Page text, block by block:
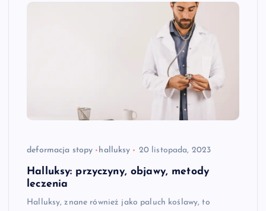
deformacja stopy halluksy 20 listopada, 2023
Halluksy: przyczyny, objawy, metody
leczenia
Halluksy, znane również jako paluch koślawy, to